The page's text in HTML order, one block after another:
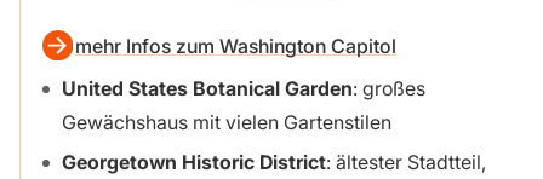
mehr Infos zum Washington Capitol
United States Botanical Garden: großes
Gewächshaus mit vielen Gartenstilen
Georgetown Historic District: ältester Stadtteil,